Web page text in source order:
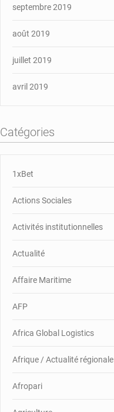
septembre 2019
août 2019
juillet 2019
avril 2019
Catégories
1xBet
Actions Sociales
Activités institutionnelles
Actualité
Affaire Maritime
AFP
Africa Global Logistics
Afrique / Actualité régionale
Afropari